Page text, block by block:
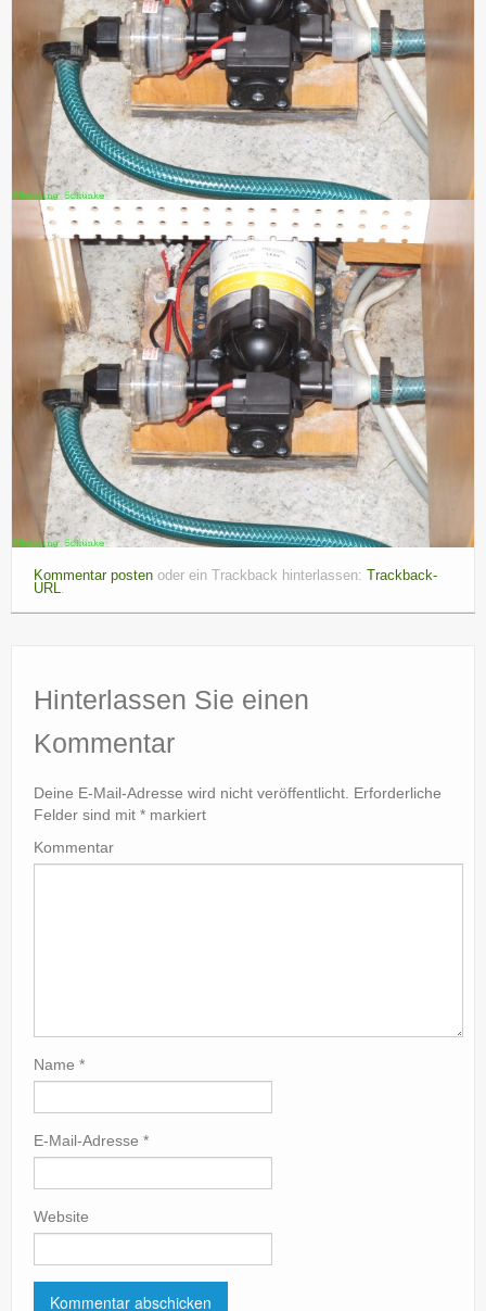
Kommentar posten oder ein Trackback hinterlassen: Trackback-
URL
Hinterlassen Sie einen
Kommentar
Deine E-Mail-Adresse wird nicht veröffentlicht. Erforderliche
Felder sind mit * markiert
Kommentar
Name *
E-Mail-Adresse *
Website